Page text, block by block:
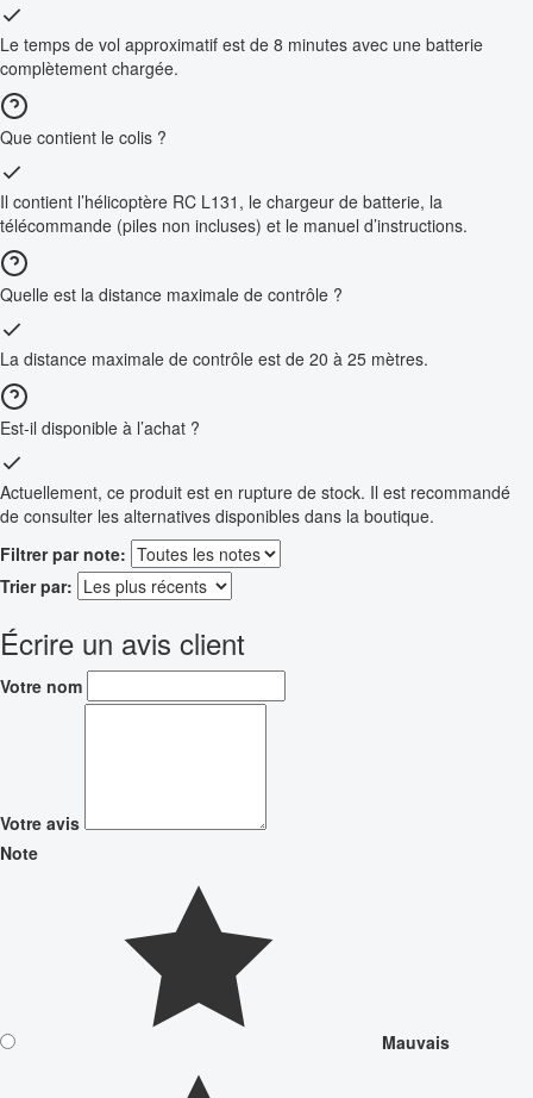
Le temps de vol approximatif est de 8 minutes avec une batterie
complètement chargée.
Que contient le colis ?
Il contient l’hélicoptère RC L131, le chargeur de batterie, la
télécommande (piles non incluses) et le manuel d’instructions.
Quelle est la distance maximale de contrôle ?
La distance maximale de contrôle est de 20 à 25 mètres.
Est-il disponible à l’achat ?
Actuellement, ce produit est en rupture de stock. Il est recommandé
de consulter les alternatives disponibles dans la boutique.
Filtrer par note:
Trier par:
Écrire un avis client
Votre nom
Votre avis
Note
Mauvais